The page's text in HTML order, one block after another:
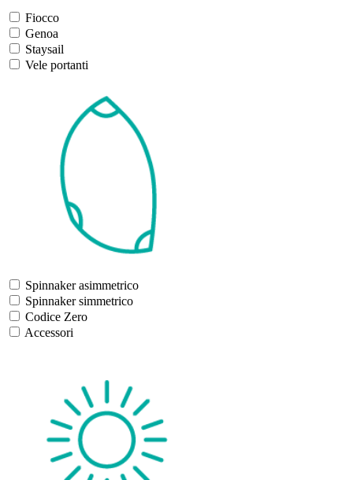
Fiocco
Genoa
Staysail
Vele portanti
Spinnaker asimmetrico
Spinnaker simmetrico
Codice Zero
Accessori